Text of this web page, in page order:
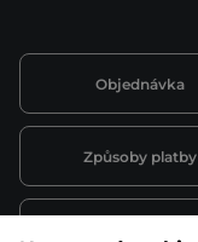
Objednávka
Způsoby platby